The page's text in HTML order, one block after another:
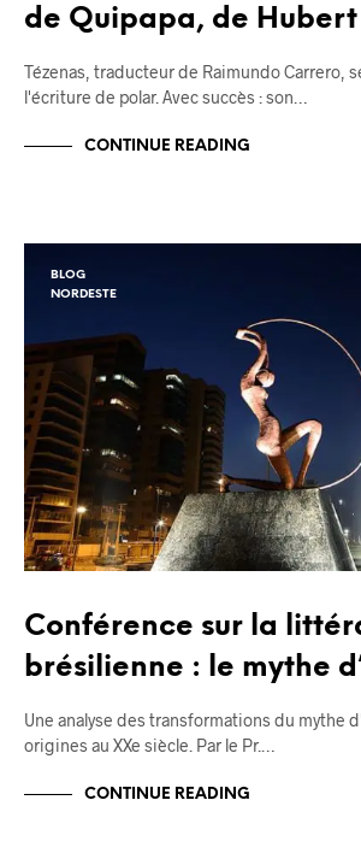
de Quipapa, de Hubert
Tézenas, traducteur de Raimundo Carrero,
l'écriture de polar. Avec succès : son…
CONTINUE READING
BLOG
NORDESTE
Conférence sur la
brésilienne : le mythe
Une analyse des transformations du mythe
origines au XXe siècle. Par le Pr.…
CONTINUE READING